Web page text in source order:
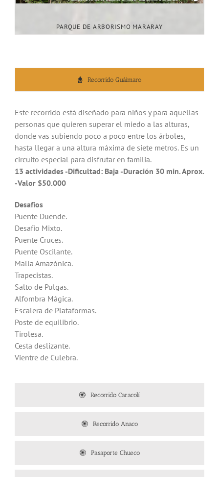
PARQUE DE ARBORISMO MARARAY
Recorrido Guáimaro
Este recorrido está diseñado para niños y para aquellas
personas que quieren superar el miedo a las alturas,
donde vas subiendo poco a poco entre los árboles,
hasta llegar a una altura máxima de siete metros. Es un
circuito especial para disfrutar en familia.
13 actividades -Dificultad: Baja -Duración 30 min. Aprox.
-Valor $50.000
Desafíos
Puente Duende.
Desafío Mixto.
Puente Cruces.
Puente Oscilante.
Malla Amazónica.
Trapecistas.
Salto de Pulgas.
Alfombra Mágica.
Escalera de Plataformas.
Poste de equilibrio.
Tirolesa.
Cesta deslizante.
Vientre de Culebra.
Recorrido Caracolí
Recorrido Anaco
Pasaporte Chueco